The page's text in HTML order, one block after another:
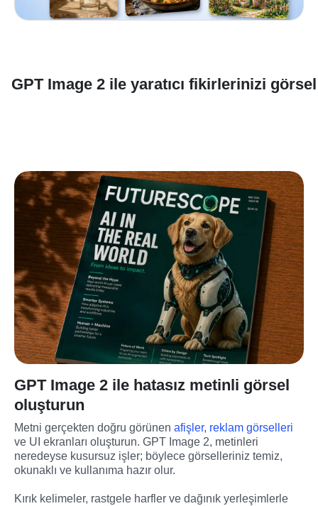
GPT Image 2 ile yaratıcı fikirlerinizi
GPT Image 2 ile hatasız metinli görsel
oluşturun
Metni gerçekten doğru görünen afişler, reklam görselleri
ve UI ekranları oluşturun. GPT Image 2, metinleri
neredeyse kusursuz işler; böylece görselleriniz temiz,
okunaklı ve kullanıma hazır olur.
Kırık kelimeler, rastgele harfler ve dağınık yerleşimlerle